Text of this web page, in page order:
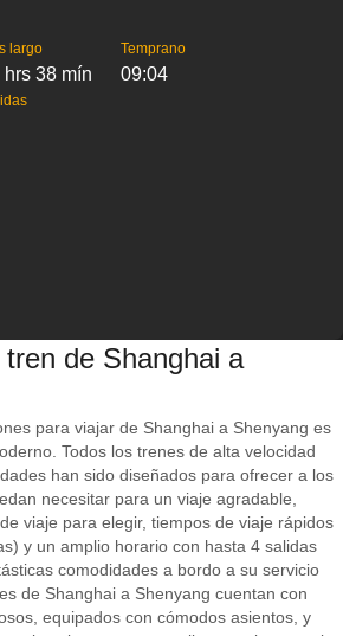
largo
hrs 38 mín
Temprano
09:04
de Shanghai a
para viajar de Shanghai a Shenyang es
Todos los trenes de alta velocidad
han sido diseñados para ofrecer a los
necesitar para un viaje agradable,
viaje para elegir, tiempos de viaje rápidos
y un amplio horario con hasta 4 salidas
comodidades a bordo a su servicio
de Shanghai a Shenyang cuentan con
equipados con cómodos asientos, y